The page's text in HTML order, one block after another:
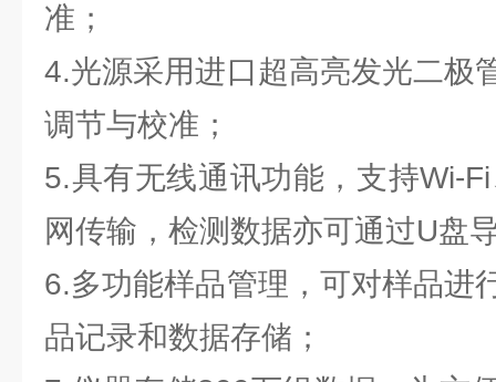
准；
4.光源采用进口超高亮发光二极
调节与校准；
5.具有无线通讯功能，支持Wi-
网传输，检测数据亦可通过U盘
6.多功能样品管理，可对样品进
品记录和数据存储；